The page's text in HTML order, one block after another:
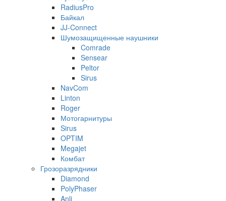
RadiusPro
Байкал
JJ-Connect
Шумозащищенные наушники
Comrade
Sensear
Peltor
Sirus
NavCom
Linton
Roger
Мотогарнитуры
Sirus
OPTIM
Megajet
Комбат
Грозоразрядники
Diamond
PolyPhaser
Anli